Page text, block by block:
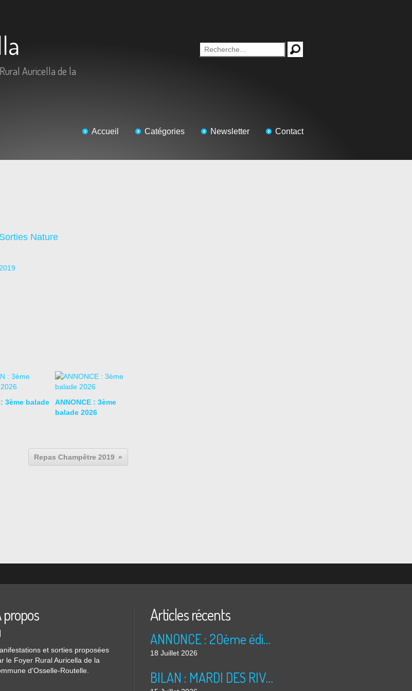
Auricella de la
Accueil Catégories Newsletter Contact
Nature
3ème balade
ANNONCE : 3ème
balade 2026
Repas Champêtre 2019
propos
et sorties proposées
le Foyer Rural Auricella de la
d'Osselle-Routelle.
Articles récents
ANNONCE : 20ème édition des TRÉSORS DU GRENIER (2026)
18 Juillet 2026
BILAN : MARDI DES RIVES 2026